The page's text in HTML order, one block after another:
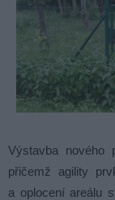
Výstavba nového
přičemž agility
a oplocení areálu